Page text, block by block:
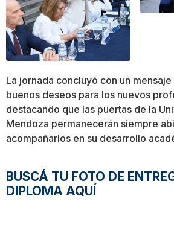
La jornada concluyó con un
buenos deseos para los nuevos
destacando que las puertas de la
Mendoza permanecerán siempre
acompañarlos en su desarrollo
BUSCÁ TU FOTO DE
DIPLOMA AQUÍ